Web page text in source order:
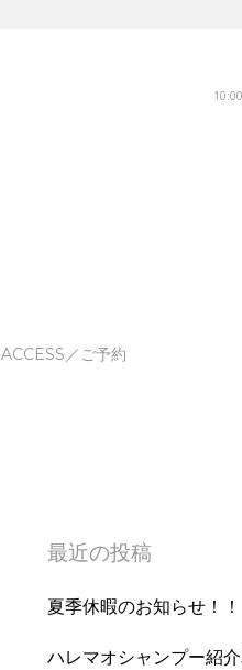
ACCESS／ご予約
最近の投稿
夏季休暇のお知らせ！！
ハレマオシャンプー紹